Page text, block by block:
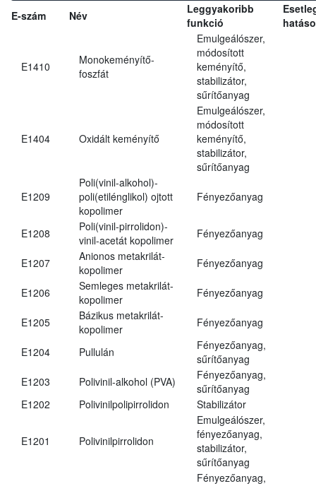
E-szám Név
Leggyakoribb
funkció
E1410
Monokeményítő-
foszfát
Emulgeálószer,
módosított
keményítő,
stabilizátor,
sűrítőanyag
E1404 Oxidált keményítő
Emulgeálószer,
módosított
keményítő,
stabilizátor,
sűrítőanyag
E1209
Poli(vinil-alkohol)-
poli(etilénglikol) ojtott
kopolimer
Fényezőanyag
E1208
Poli(vinil-pirrolidon)-
vinil-acetát kopolimer
Fényezőanyag
E1207
Anionos metakrilát-
kopolimer
Fényezőanyag
E1206
Semleges metakrilát-
kopolimer
Fényezőanyag
E1205
Bázikus metakrilát-
kopolimer
Fényezőanyag
E1204 Pullulán
Fényezőanyag,
sűrítőanyag
E1203
Polivinil-alkohol (PVA)
Fényezőanyag,
sűrítőanyag
E1202
Polivinilpolipirrolidon Stabilizátor
E1201 Polivinilpirrolidon
Emulgeálószer,
fényezőanyag,
stabilizátor,
sűrítőanyag
Fényezőanyag,